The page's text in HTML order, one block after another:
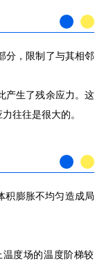
分，限制了与其相邻
产生了残余应力。这
往往是很大的。
积膨胀不均匀造成局
温度场的温度阶梯较